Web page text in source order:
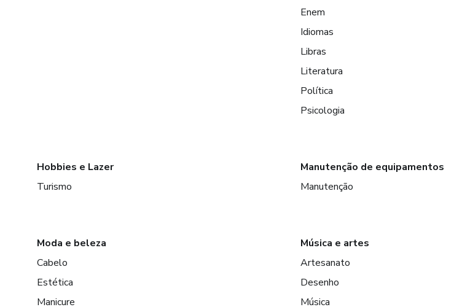
Enem
Idiomas
Libras
Literatura
Política
Psicologia
Hobbies e Lazer
Turismo
Manutenção de equipamentos
Manutenção
Moda e beleza
Cabelo
Estética
Manicure
Música e artes
Artesanato
Desenho
Música